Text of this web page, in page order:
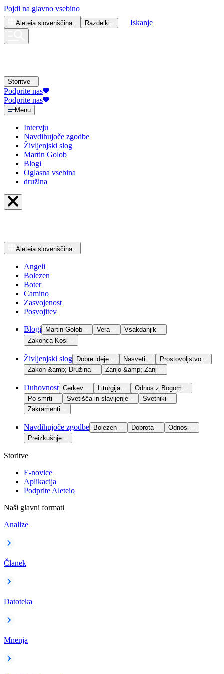
Pojdi na glavno vsebino
Aleteia slovenščina Razdelki Iskanje
Storitve
Podprite nas
Podprite nas
Menu
Intervju
Navdihujoče zgodbe
Življenjski slog
Martin Golob
Blogi
Oglasna vsebina
družina
Aleteia slovenščina
Angeli
Bolezen
Boter
Camino
Zasvojenost
Posvojitev
Blogi Martin Golob Vera
Vsakdanjik
Zakonca Kosi
Življenjski slog Dobre ideje Nasveti
Prostovoljstvo
Zakon &amp; Družina
Zanjo &amp; Zanj
Duhovnost Cerkev Liturgija
Odnos z Bogom
Po smrti
Svetišča in slavljenje
Svetniki
Zakramenti
Navdihujoče zgodbe Bolezen Dobrota
Odnosi
Preizkušnje
Storitve
E-novice
Aplikacija
Podprite Aleteio
Naši glavni formati
Analize
Članek
Datoteka
Mnenja